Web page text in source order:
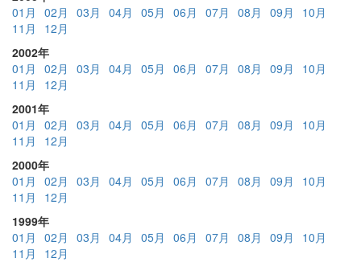
01月
02月 03月 04月 05月 06月 07月 08月 09月
10月
11月
12月
2002年
01月
02月 03月 04月 05月 06月 07月 08月 09月
10月
11月
12月
2001年
01月
02月 03月 04月 05月 06月 07月 08月 09月
10月
11月
12月
2000年
01月
02月 03月 04月 05月 06月 07月 08月 09月
10月
11月
12月
1999年
01月
02月 03月 04月 05月 06月 07月 08月 09月
10月
11月
12月